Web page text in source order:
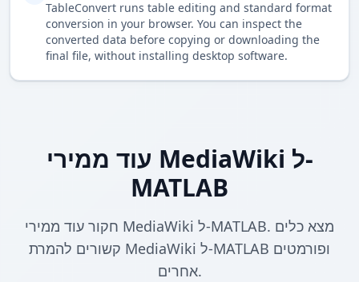
TableConvert runs table editing and standard format
conversion in your browser. You can inspect the
converted data before copying or downloading the
final file, without installing desktop software.
עוד ממירי MediaWiki ל-
MATLAB
חקור עוד ממירי MediaWiki ל-MATLAB. מצא כלים
קשורים להמרת MediaWiki ל-MATLAB ופורמטים
אחרים.